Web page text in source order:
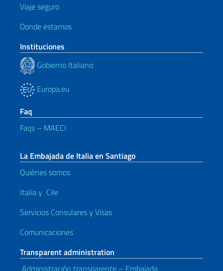
Viaje seguro
Donde estamos
Instituciones
Gobierno Italiano
Europa.eu
Faq
Faqs – MAECI
La Embajada de Italia en Santiago
Quiénes somos
Italia y Cile
Servicios Consulares y Visas
Comunicaciones
Transparent administration
Administración transparente – Embajada